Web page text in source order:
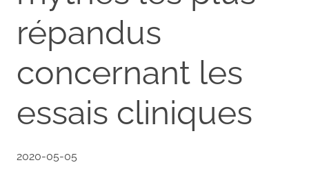
répandus
concernant les
essais cliniques
2020-05-05